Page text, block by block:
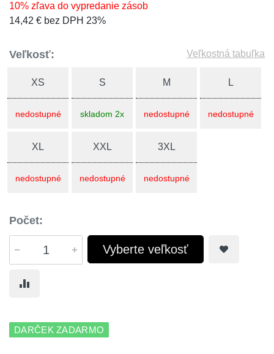
10% zľava do vypredanie zásob
14,42 € bez DPH 23%
Veľkosť: Veľkostná tabuľka
XS
nedostupné
S
skladom 2x
M
nedostupné
L
nedostupné
XL
nedostupné
XXL
nedostupné
3XL
nedostupné
Počet:
Vyberte veľkosť
DARČEK ZADARMO